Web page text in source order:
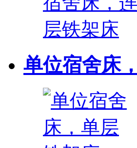
单位宿舍床